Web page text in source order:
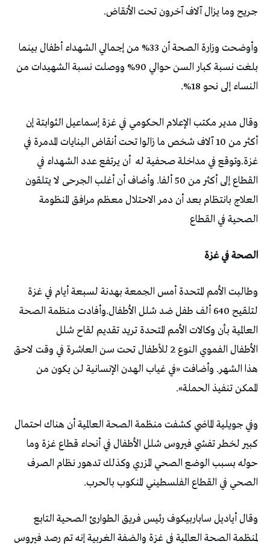
جريح وما يزال آلاف آخرون تحت الأنقاض.
وأوضحت وزارة الصحة أن 33% من إجمالي الشهداء أطفال بينما
بلغت نسبة كبار السن حوالي 90% ووصلت نسبة الشهيدات من
النساء إلى نحو 18%.
وقال مدير مكتب الإعلام الحكومي في غزة إسماعيل الثوابتة إن
أكثر من 10 آلاف شخص ما زالوا تحت أنقاض البنايات المدمرة في
غزة.وتوقع في مداخلة صحفية له أن يرتفع عدد الشهداء في
القطاع إلى أكثر من 50 ألفا. وأضاف أن أغلب الجرحى لا يتلقون
العلاج بانتظام بعد أن دمر الاحتلال معظم مرافق المنظومة
الصحية في القطاع
الصحة في غزة
وطالبت الأمم المتحدة أمس الجمعة بهدنة لسبعة أيام في غزة
لتلقيح 640 ألف طفل ضد شلل الأطفال.وأفادت منظمة الصحة
العالمية بأن وكالات الأمم المتحدة تريد تقديم لقاح شلل
الأطفال الفموي النوع 2 للأطفال تحت سن العاشرة في وقت لاحق
هذا الشهر. وأضافت «في غياب الهدن الإنسانية لن يكون من
الممكن تنفيذ الحملة».
وفي جويلية الماضي كشفت منظمة الصحة العالمية أن هناك احتمال
كبير لخطر تفشي فيروس شلل الأطفال في أنحاء قطاع غزة وما
حوله بسبب الوضع الصحي المزري وكذلك تدهور نظام الصرف
الصحي في القطاع الفلسطيني المنكوب بالحرب.
وقال أياديل ساباربيكوف رئيس فريق الطوارئ الصحية التابع
لمنظمة الصحة العالمية في غزة والضفة الغربية إنه تم رصد فيروس